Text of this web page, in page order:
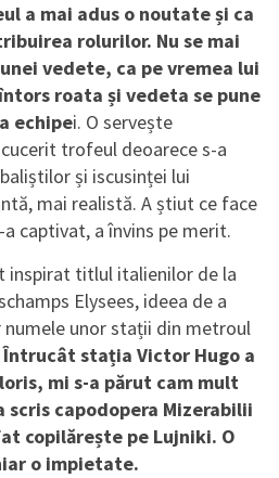
a mai adus o noutate și ca
rolurilor. Nu se mai
vedete, ca pe vremea lui
roata și vedeta se pune
echipei. O servește
trofeul deoarece s-a
și iscusinței lui
mai realistă. A știut ce face
captivat, a învins pe merit.
inspirat titlul italienilor de la
Elysees, ideea de a
unor stații din metroul
Întrucât stația Victor Hugo a
mi s-a părut cam mult
scris capodopera Mizerabilii
copilărește pe Lujniki. O
o impietate.